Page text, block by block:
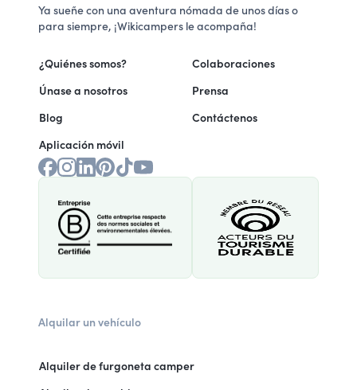
Ya sueñe con una aventura nómada de unos días o
para siempre, ¡Wikicampers le acompaña!
¿Quiénes somos?
Únase a nosotros
Blog
Aplicación móvil
Colaboraciones
Prensa
Contáctenos
Alquilar un vehículo
Alquiler de furgoneta camper